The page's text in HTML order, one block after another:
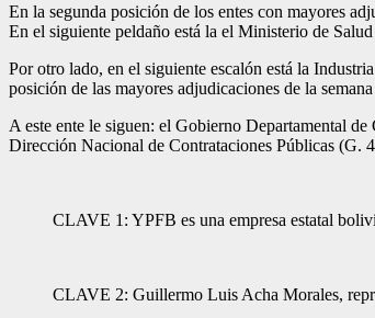
En la segunda posición de los entes con mayo­res
En el siguiente peldaño está la el Ministerio de
Por otro lado, en el si­guiente escalón está la
posición de las mayores adjudicacio­nes de la
A este ente le siguen: el Gobierno Departamental
Dirección Na­cional de Contrataciones Públicas (G.
CLAVE 1: YPFB es una empresa estatal
CLAVE 2: Guillermo Luis Acha Morales,